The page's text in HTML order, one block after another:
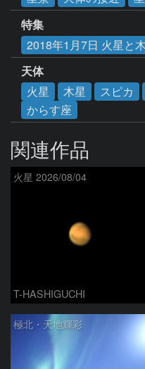
特集
2018年1月7日 火星と
天体
火星
木星 スピカ
からす座
関連作品
火星 2026/08/04
T-HASHIGUCHI
極北・天地輝彩